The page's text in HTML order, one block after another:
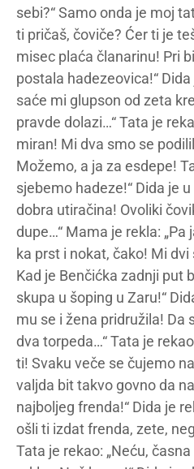
sebi?“ Samo onda je moj
ti pričaš, čoviče? Ćer ti je
misec plaća članarinu! Pri
postala hadezeovica!“ Dida
saće mi glupson od zeta
pravde dolazi…“ Tata je
miran! Mi dva smo se
Možemo, a ja za esdepe!
sjebemo hadeze!“ Dida je
dobra utiračina! Ovoliki
dupe…“ Mama je rekla:
ka prst i nokat, čako! Mi
Kad je Benčićka zadnji put
skupa u šoping u Zaru!“
mu se i žena pridružila! Da
dva torpeda…“ Tata je
ti! Svaku veče se čujemo
valjda bit takvo govno da
najboljeg frenda!“ Dida je
ošli ti izdat frenda, zete,
Tata je rekao: „Neću,